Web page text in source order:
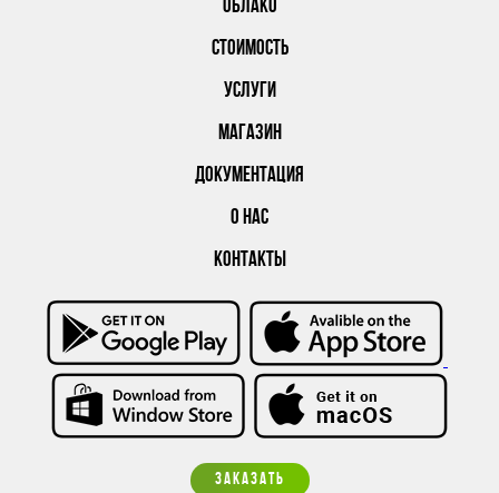
ОБЛАКО
СТОИМОСТЬ
УСЛУГИ
МАГАЗИН
ДОКУМЕНТАЦИЯ
О НАС
КОНТАКТЫ
ЗАКАЗАТЬ